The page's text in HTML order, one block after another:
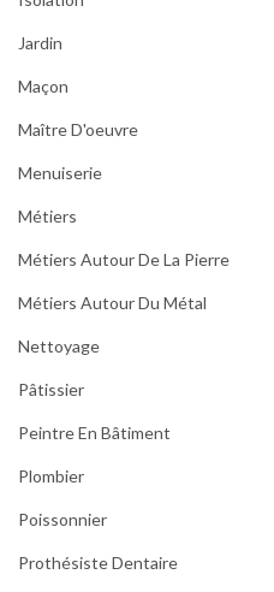
Jardin
Maçon
Maître D'oeuvre
Menuiserie
Métiers
Métiers Autour De La Pierre
Métiers Autour Du Métal
Nettoyage
Pâtissier
Peintre En Bâtiment
Plombier
Poissonnier
Prothésiste Dentaire